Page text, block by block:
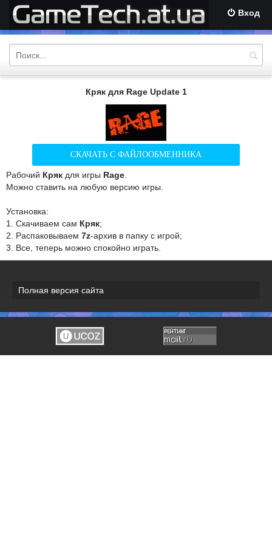
Вход
Кряк для Rage Update 1
СКАЧАТЬ С ФАЙЛООБМЕННИКА
Рабочий Кряк для игры Rage
Можно ставить на любую версию игры.
Установка:
1. Скачиваем сам Кряк;
2. Распаковываем 7z-архив в папку с игрой;
3. Все, теперь можно спокойно играть.
Полная версия сайта